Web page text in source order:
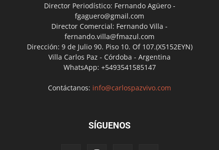
Director Periodístico: Fernando Agüero -
fgaguero@gmail.com
Director Comercial: Fernando Villa -
fernando.villa@fmazul.com
Dirección: 9 de Julio 90. Piso 10. Of 107.(X5152EYN)
Villa Carlos Paz - Córdoba - Argentina
WhatsApp: +5493541585147
Contáctanos: info@carlospazvivo.com
SÍGUENOS